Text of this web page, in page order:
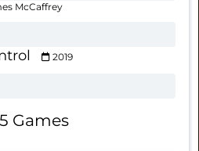
McCaffrey
2019
Games